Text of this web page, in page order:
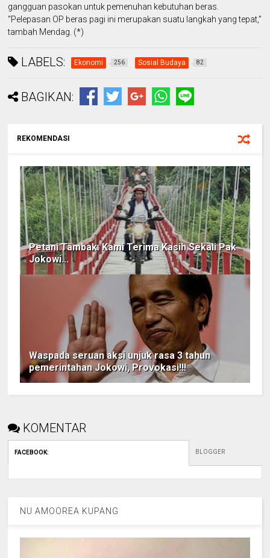
gangguan pasokan untuk pemenuhan kebutuhan beras.
“Pelepasan OP beras pagi ini merupakan suatu langkah yang tepat,”
tambah Mendag. (*)
LABELS: Ekonomi 256 Sosial Budaya 82
BAGIKAN:
REKOMENDASI
Petani Tambak: Kami Terima Kasih Sekali Pak
Jokowi...
Waspada seruan aksi unjuk rasa 3 tahun
pemerintahan Jokowi, Provokasi!!!
KOMENTAR
FACEBOOK: BLOGGER
NU AMOOREA KUPANG